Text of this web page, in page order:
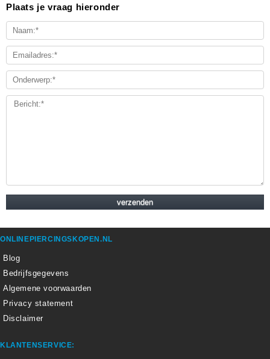
Plaats je vraag hieronder
ONLINEPIERCINGSKOPEN.NL
Blog
Bedrijfsgegevens
Algemene voorwaarden
Privacy statement
Disclaimer
KLANTENSERVICE: